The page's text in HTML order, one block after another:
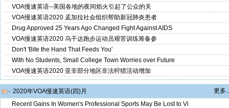
· VOA慢速英语--美国各地的夜间焰火引起了公众的关
· VOA慢速英语2020 孟加拉社会组织帮助新冠肺炎患者
· Drug Approved 25 Years Ago Changed Fight Against AIDS
· VOA慢速英语2020 乌干达跑步运动员艰苦训练筹备参
· Don't 'Bite the Hand That Feeds You'
· With No Students, Small College Town Worries over Future
· VOA慢速英语2020 亚非部分地区非法狩猎活动增加
2020年VOA慢速英语(四)月
更多
· Recent Gains In Women's Professional Sports May Be Lost to Vi